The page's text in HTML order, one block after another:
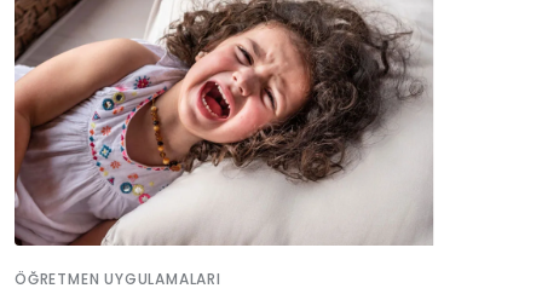
ÖĞRETMEN UYGULAMALARI